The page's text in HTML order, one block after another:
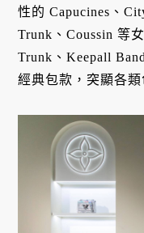
性的 Capucines、
Trunk、Coussin 等
Trunk、Keepall
經典包款，突顯各